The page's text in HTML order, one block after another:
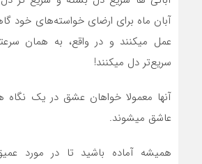
آبان ماه براي ارضاي خواسته‌هاي خود
عمل ميکنند و در واقع، به همان
سريع‌تر دل ميکنند!
آنها معمولا خواهان عشق در يک
عاشق ميشوند.
هميشه آماده باشيد تا در مورد